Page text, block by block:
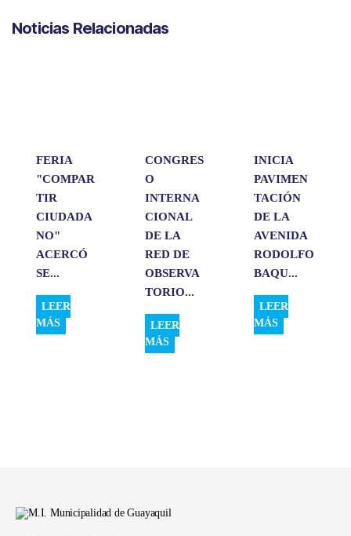
t
e
k
i
p
Noticias Relacionadas
FERIA
"COMPAR
TIR
CIUDADA
NO"
ACERCÓ
SE...
LEER
MÁS
CONGRES
O
INTERNA
CIONAL
DE LA
RED DE
OBSERVA
TORIO...
LEER
MÁS
INICIA
PAVIMEN
TACIÓN
DE LA
AVENIDA
RODOLFO
BAQU...
LEER
MÁS